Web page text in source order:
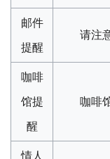
邮件
提醒
请注意
咖啡
馆提
醒
咖啡馆
情人